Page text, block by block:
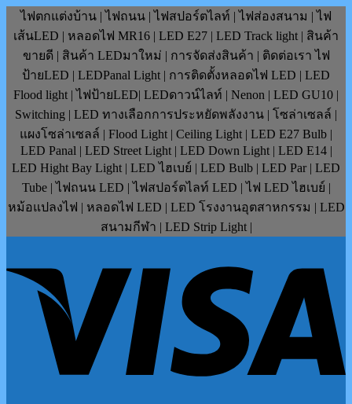
ไฟตกแต่งบ้าน | ไฟถนน | ไฟสปอร์ตไลท์ | ไฟส่องสนาม | ไฟ
เส้นLED | หลอดไฟ MR16 | LED E27 | LED Track light | สินค้า
ขายดี | สินค้า LEDมาใหม่ | การจัดส่งสินค้า | ติดต่อเรา ไฟ
ป้ายLED | LEDPanal Light | การติดตั้งหลอดไฟ LED | LED
Flood light | ไฟป้ายLED| LEDดาวน์ไลท์ | Nenon | LED GU10 |
Switching | LED ทางเลือกการประหยัดพลังงาน | โซล่าเซลล์ |
แผงโซล่าเซลล์ | Flood Light | Ceiling Light | LED E27 Bulb |
LED Panal | LED Street Light | LED Down Light | LED E14 |
LED Hight Bay Light | LED ไฮเบย์ | LED Bulb | LED Par | LED
Tube | ไฟถนน LED | ไฟสปอร์ตไลท์ LED | ไฟ LED ไฮเบย์ |
หม้อแปลงไฟ | หลอดไฟ LED | LED โรงงานอุตสาหกรรม | LED
สนามกีฬา | LED Strip Light |